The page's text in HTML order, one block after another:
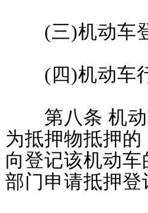
(三)机动车
( 四)机动车
第八条 机
为抵押物抵押
向登记该机动
部门申请抵押登